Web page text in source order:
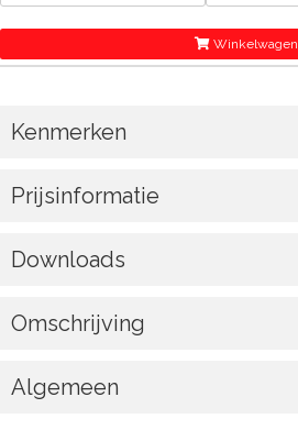
Winkelwagen
Kenmerken
Prijsinformatie
Downloads
Omschrijving
Algemeen